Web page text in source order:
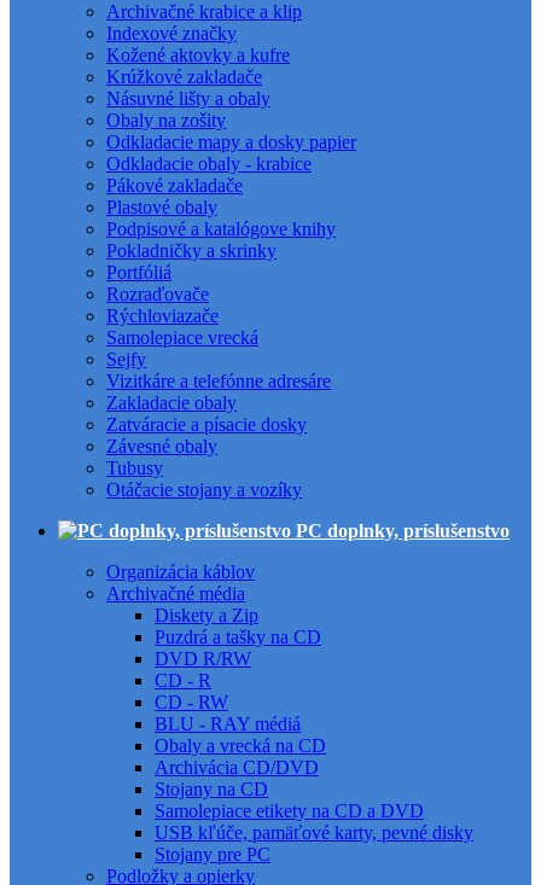
Archivačné krabice a klip
Indexové značky
Kožené aktovky a kufre
Krúžkové zakladače
Násuvné lišty a obaly
Obaly na zošity
Odkladacie mapy a dosky papier
Odkladacie obaly - krabice
Pákové zakladače
Plastové obaly
Podpisové a katalógove knihy
Pokladničky a skrinky
Portfóliá
Rozraďovače
Rýchloviazače
Samolepiace vrecká
Sejfy
Vizitkáre a telefónne adresáre
Zakladacie obaly
Zatváracie a písacie dosky
Závesné obaly
Tubusy
Otáčacie stojany a vozíky
PC doplnky, príslušenstvo
Organizácia káblov
Archivačné média
Diskety a Zip
Puzdrá a tašky na CD
DVD R/RW
CD - R
CD - RW
BLU - RAY médiá
Obaly a vrecká na CD
Archivácia CD/DVD
Stojany na CD
Samolepiace etikety na CD a DVD
USB kľúče, pamäťové karty, pevné disky
Stojany pre PC
Podložky a opierky